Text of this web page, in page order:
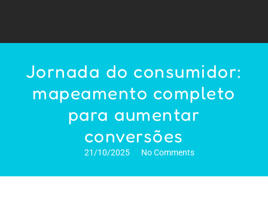
Jornada do consumidor:
mapeamento completo
para aumentar
conversões
21/10/2025 No Comments